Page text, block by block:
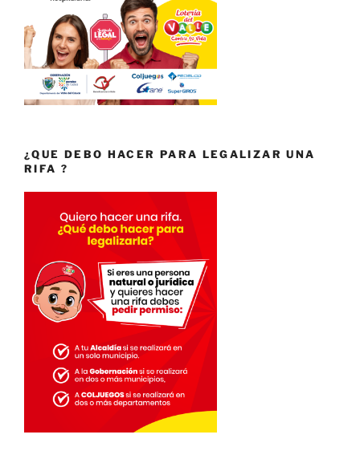
¿QUE DEBO HACER PARA LEGALIZAR UNA
RIFA ?